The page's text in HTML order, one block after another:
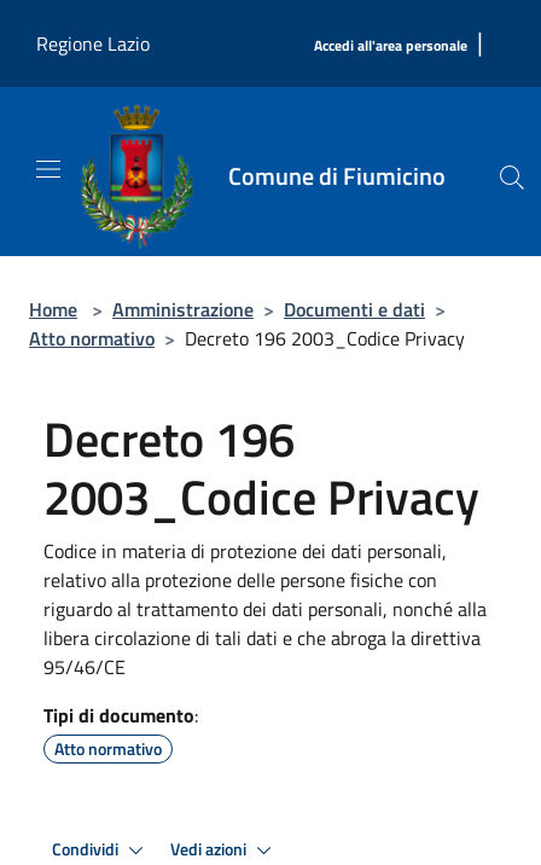
Regione Lazio
Accedi all'area personale |
Comune di Fiumicino
Home > Amministrazione > Documenti e dati >
Atto normativo > Decreto 196 2003_Codice Privacy
Decreto 196
2003_Codice Privacy
Codice in materia di protezione dei dati personali,
relativo alla protezione delle persone fisiche con
riguardo al trattamento dei dati personali, nonché alla
libera circolazione di tali dati e che abroga la direttiva
95/46/CE
Tipi di documento:
Atto normativo
Condividi Vedi azioni